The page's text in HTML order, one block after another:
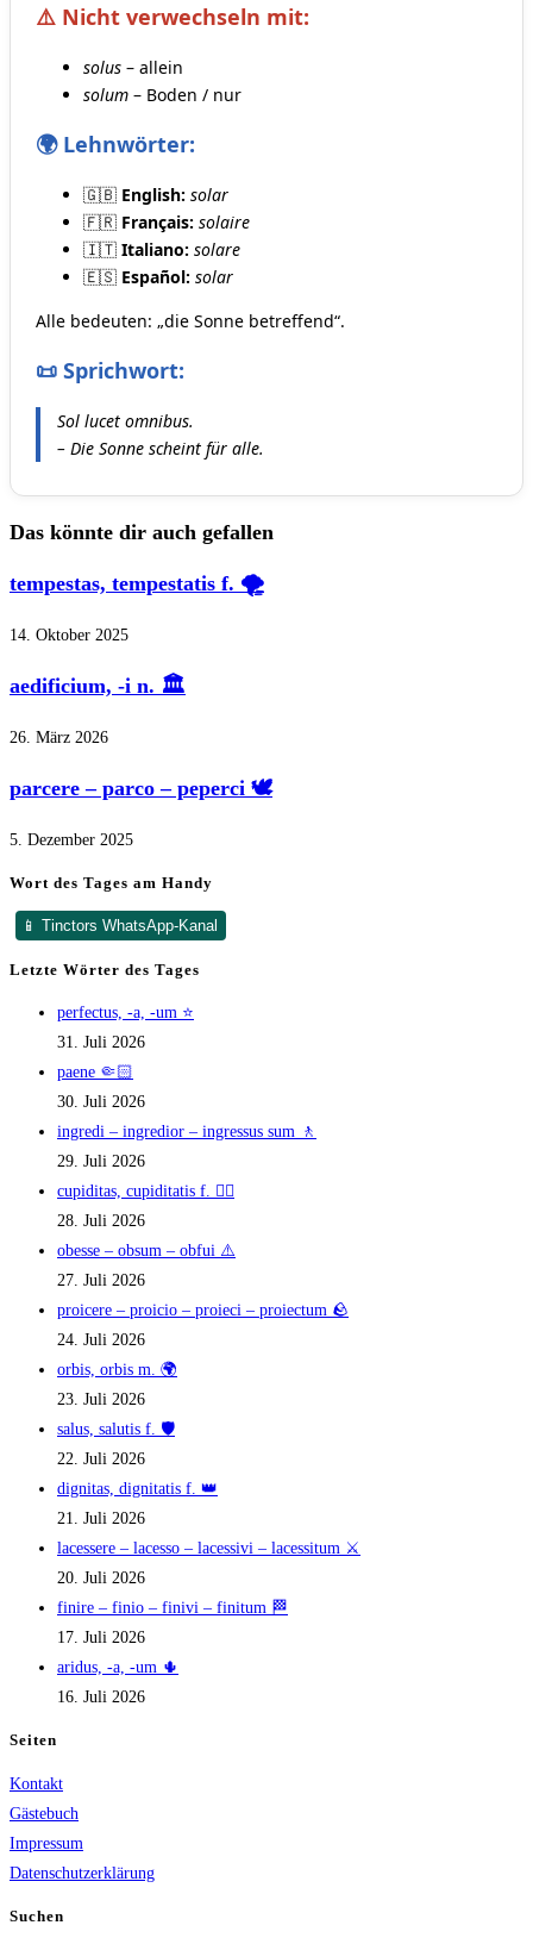
⚠️ Nicht verwechseln mit:
solus – allein
solum – Boden / nur
🌍 Lehnwörter:
🇬🇧 English: solar
🇫🇷 Français: solaire
🇮🇹 Italiano: solare
🇪🇸 Español: solar
Alle bedeuten: „die Sonne betreffend“.
📜 Sprichwort:
Sol lucet omnibus.
– Die Sonne scheint für alle.
Das könnte dir auch gefallen
tempestas, tempestatis f. 🌪️
14. Oktober 2025
aedificium, -i n. 🏛️
26. März 2026
parcere – parco – peperci 🕊️
5. Dezember 2025
Wort des Tages am Handy
📱 Tinctors WhatsApp-Kanal
Letzte Wörter des Tages
perfectus, -a, -um ⭐
31. Juli 2026
paene 🤏🏻
30. Juli 2026
ingredi – ingredior – ingressus sum 🚶
29. Juli 2026
cupiditas, cupiditatis f. ❤️‍🔥
28. Juli 2026
obesse – obsum – obfui ⚠️
27. Juli 2026
proicere – proicio – proieci – proiectum 🪨
24. Juli 2026
orbis, orbis m. 🌍
23. Juli 2026
salus, salutis f. 🛡️
22. Juli 2026
dignitas, dignitatis f. 👑
21. Juli 2026
lacessere – lacesso – lacessivi – lacessitum ⚔️
20. Juli 2026
finire – finio – finivi – finitum 🏁
17. Juli 2026
aridus, -a, -um 🌵
16. Juli 2026
Seiten
Kontakt
Gästebuch
Impressum
Datenschutzerklärung
Suchen